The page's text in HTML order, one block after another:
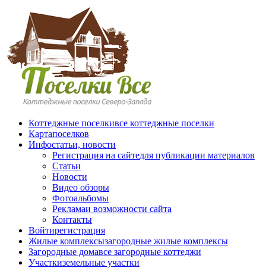
Перейти к основному содержанию
Коттеджные поселкивсе коттеджные поселки
Картапоселков
Инфостатьи, новости
Регистрация на сайтедля публикации материалов
Статьи
Новости
Видео обзоры
Фотоальбомы
Рекламаи возможности сайта
Контакты
Войтирегистрация
Жилые комплексызагородные жилые комплексы
Загородные домавсе загородные коттеджи
Участкиземельные участки